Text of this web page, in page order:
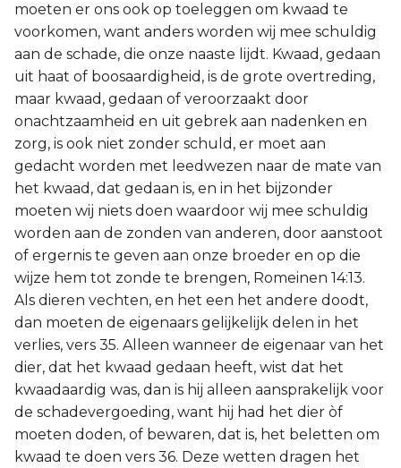
moeten er ons ook op toeleggen om kwaad te
voorkomen, want anders worden wij mee schuldig
aan de schade, die onze naaste lijdt. Kwaad, gedaan
uit haat of boosaardigheid, is de grote overtreding,
maar kwaad, gedaan of veroorzaakt door
onachtzaamheid en uit gebrek aan nadenken en
zorg, is ook niet zonder schuld, er moet aan
gedacht worden met leedwezen naar de mate van
het kwaad, dat gedaan is, en in het bijzonder
moeten wij niets doen waardoor wij mee schuldig
worden aan de zonden van anderen, door aanstoot
of ergernis te geven aan onze broeder en op die
wijze hem tot zonde te brengen, Romeinen 14:13.
Als dieren vechten, en het een het andere doodt,
dan moeten de eigenaars gelijkelijk delen in het
verlies, vers 35. Alleen wanneer de eigenaar van het
dier, dat het kwaad gedaan heeft, wist dat het
kwaadaardig was, dan is hij alleen aansprakelijk voor
de schadevergoeding, want hij had het dier òf
moeten doden, of bewaren, dat is, het beletten om
kwaad te doen vers 36. Deze wetten dragen het